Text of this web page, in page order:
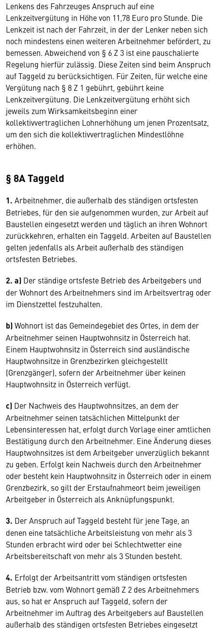
Lenkens des Fahrzeuges Anspruch auf eine
Lenkzeitvergütung in Höhe von 11,78 Euro pro Stunde. Die
Lenkzeit ist nach der Fahrzeit, in der der Lenker neben sich
noch mindestens einen weiteren Arbeitnehmer befördert, zu
bemessen. Abweichend von § 6 Z 3 ist eine pauschalierte
Regelung hierfür zulässig. Diese Zeiten sind beim Anspruch
auf Taggeld zu berücksichtigen. Für Zeiten, für welche eine
Vergütung nach § 8 Z 1 gebührt, gebührt keine
Lenkzeitvergütung. Die Lenkzeitvergütung erhöht sich
jeweils zum Wirksamkeitsbeginn einer
kollektivvertraglichen Lohnerhöhung um jenen Prozentsatz,
um den sich die kollektivvertraglichen Mindestlöhne
erhöhen.
§ 8A Taggeld
1. Arbeitnehmer, die außerhalb des ständigen ortsfesten
Betriebes, für den sie aufgenommen wurden, zur Arbeit auf
Baustellen eingesetzt werden und täglich an ihren Wohnort
zurückkehren, erhalten ein Taggeld. Arbeiten auf Baustellen
gelten jedenfalls als Arbeit außerhalb des ständigen
ortsfesten Betriebes.
2. a) Der ständige ortsfeste Betrieb des Arbeitgebers und
der Wohnort des Arbeitnehmers sind im Arbeitsvertrag oder
im Dienstzettel festzuhalten.
b)Wohnort ist das Gemeindegebiet des Ortes, in dem der
Arbeitnehmer seinen Hauptwohnsitz in Österreich hat.
Einem Hauptwohnsitz in Österreich sind ausländische
Hauptwohnsitze in Grenzbezirken gleichgestellt
(Grenzgänger), sofern der Arbeitnehmer über keinen
Hauptwohnsitz in Österreich verfügt.
c) Der Nachweis des Hauptwohnsitzes, an dem der
Arbeitnehmer seinen tatsächlichen Mittelpunkt der
Lebensinteressen hat, erfolgt durch Vorlage einer amtlichen
Bestätigung durch den Arbeitnehmer. Eine Änderung dieses
Hauptwohnsitzes ist dem Arbeitgeber unverzüglich bekannt
zu geben. Erfolgt kein Nachweis durch den Arbeitnehmer
oder besteht kein Hauptwohnsitz in Österreich oder in einem
Grenzbezirk, so gilt der Erstaufnahmeort beim jeweiligen
Arbeitgeber in Österreich als Anknüpfungspunkt.
3. Der Anspruch auf Taggeld besteht für jene Tage, an
denen eine tatsächliche Arbeitsleistung von mehr als 3
Stunden erbracht wird oder bei Schlechtwetter eine
Arbeitsbereitschaft von mehr als 3 Stunden besteht.
4. Erfolgt der Arbeitsantritt vom ständigen ortsfesten
Betrieb bzw. vom Wohnort gemäß Z 2 des Arbeitnehmers
aus, so hat er Anspruch auf Taggeld, sofern der
Arbeitnehmer im Auftrag des Arbeitgebers auf Baustellen
außerhalb des ständigen ortsfesten Betriebes eingesetzt